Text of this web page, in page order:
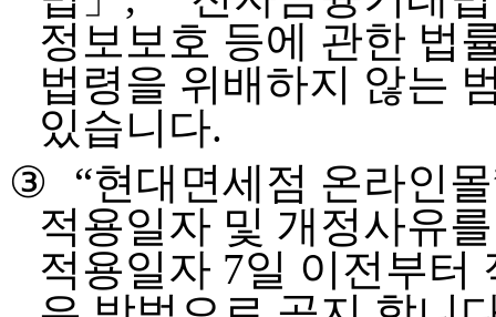
정보보호 등에 관한 법
법령을 위배하지 않는
있습니다.
③
“현대면세점 온라인몰
적용일자 및 개정사유
적용일자 7일 이전부터